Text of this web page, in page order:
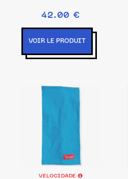
42.00 €
VOIR LE PRODUIT
VELOCIDADE